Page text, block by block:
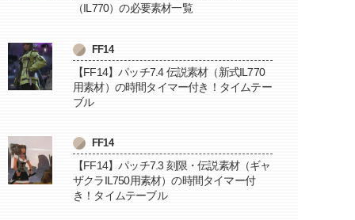
（IL770）の必要素材一覧
FF14
【FF14】パッチ7.4 伝説素材（新式IL770
用素材）の時間タイマー付き！タイムテー
ブル
FF14
【FF14】パッチ7.3 刻限・伝説素材（ギャ
ザクラIL750用素材）の時間タイマー付
き！タイムテーブル